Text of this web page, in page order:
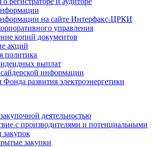
на сайте Интерфакс-ЦРКИ
управления
копий документов
акций
политика
выплат
информации
развития электроэнергетики
деятельностью
с производителями и потенциальными
закупок
закупки